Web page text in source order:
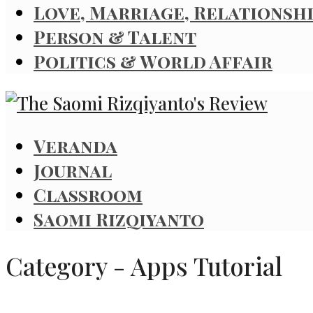
Love, Marriage,
Person & Talent
Politics & World Affair
Veranda
Journal
Classroom
Saomi Rizqiyanto
Category - Apps Tutorial